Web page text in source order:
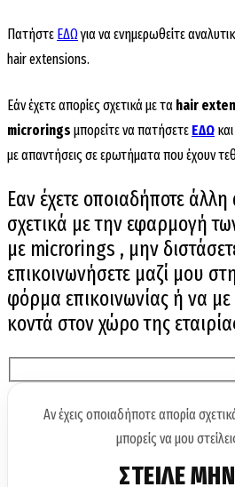
Πατήστε ΕΔΩγια να ενημερωθείτε
hair extensions.
Εάν έχετε απορίες σχετικά με τα hair
microrings μπορείτε να πατήσετε ΕΔΩ
με απαντήσεις σε ερωτήματα που έχουν
Εαν έχετε οποιαδήποτε
σχετικά με την εφαρμογή
με microrings , μην
επικοινωνήσετε μαζί μου
φόρμα επικοινωνίας ή να με
κοντά στον χώρο της
Αν έχεις οποιαδήποτε απορία
μπορείς να μου
ΣΤΕΙΛΕ